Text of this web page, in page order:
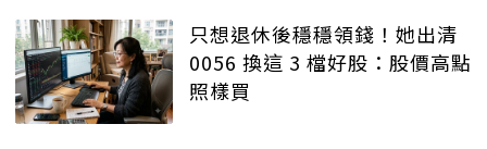
只想退休後穩穩領錢！她出清
0056 換這 3 檔好股：股價高點
照樣買